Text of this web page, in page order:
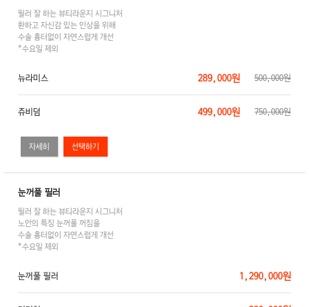
필러 잘 하는 뷰티라운지 시그니처
환하고 자신감 있는 인상을 위해
수술 흉터없이 자연스럽게 개선
*수요일 제외
자세히
뉴라미스 289,000원 500,000원
쥬비덤 499,000원 750,000원
눈꺼풀 필러
필러 잘 하는 뷰티라운지 시그니처
노안의 특징 눈꺼풀 꺼짐을
수술 흉터없이 자연스럽게 개선
*수요일 제외
눈꺼풀 필러 1,290,000원